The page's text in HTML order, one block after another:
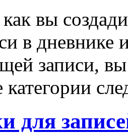
вы
в дневнике
записи,
категории
для